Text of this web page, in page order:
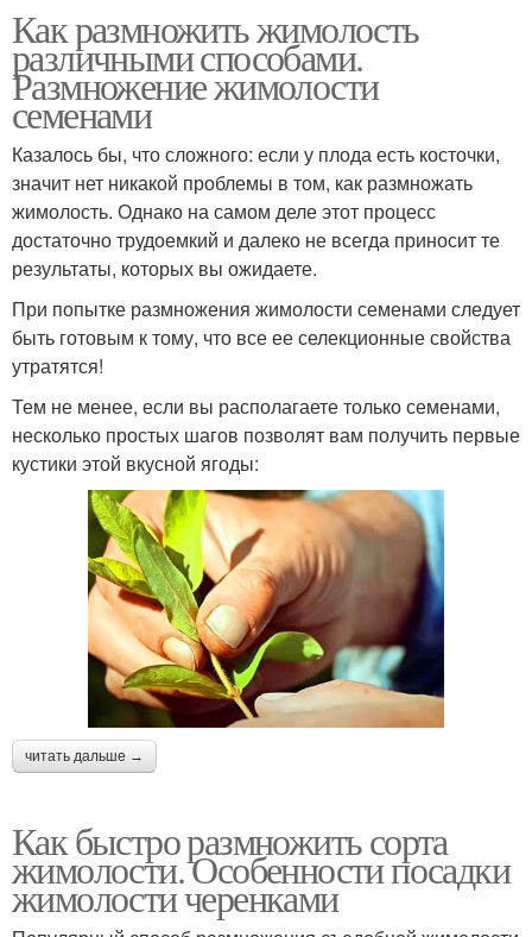
Как размножить жимолость
различными способами.
Размножение жимолости
семенами
Казалось бы, что сложного: если у плода есть косточки,
значит нет никакой проблемы в том, как размножать
жимолость. Однако на самом деле этот процесс
достаточно трудоемкий и далеко не всегда приносит те
результаты, которых вы ожидаете.
При попытке размножения жимолости семенами следует
быть готовым к тому, что все ее селекционные свойства
утратятся!
Тем не менее, если вы располагаете только семенами,
несколько простых шагов позволят вам получить первые
кустики этой вкусной ягоды:
читать дальше →
Как быстро размножить сорта
жимолости. Особенности посадки
жимолости черенками